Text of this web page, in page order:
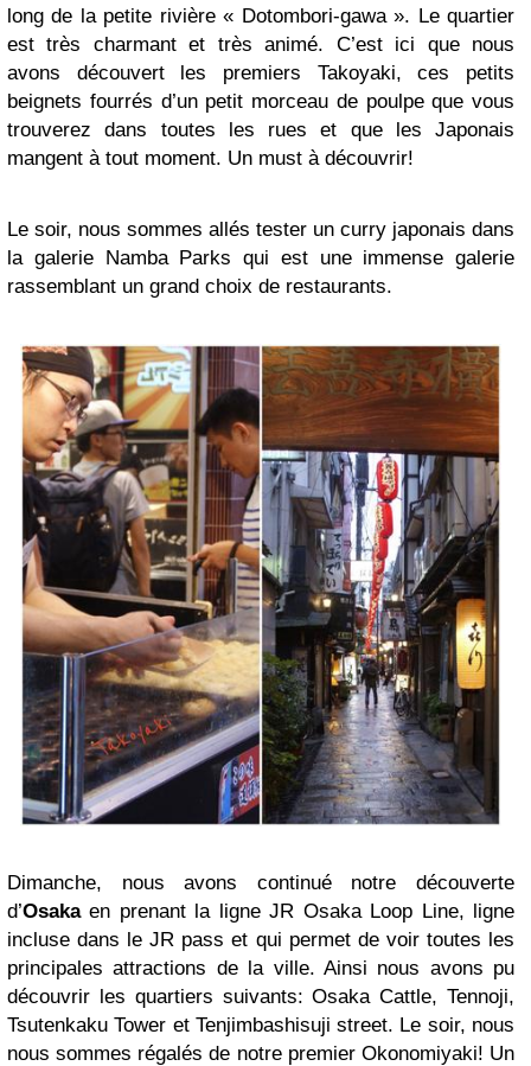
long de la petite rivière « Dotombori-gawa ». Le quartier
est très charmant et très animé. C’est ici que nous
avons découvert les premiers Takoyaki, ces petits
beignets fourrés d’un petit morceau de poulpe que vous
trouverez dans toutes les rues et que les Japonais
mangent à tout moment. Un must à découvrir!
Le soir, nous sommes allés tester un curry japonais dans
la galerie Namba Parks qui est une immense galerie
rassemblant un grand choix de restaurants.
Dimanche, nous avons continué notre découverte
d’Osakaen prenant la ligne JR Osaka Loop Line, ligne
incluse dans le JR pass et qui permet de voir toutes les
principales attractions de la ville. Ainsi nous avons pu
découvrir les quartiers suivants: Osaka Cattle, Tennoji,
Tsutenkaku Tower et Tenjimbashisuji street. Le soir, nous
nous sommes régalés de notre premier Okonomiyaki! Un